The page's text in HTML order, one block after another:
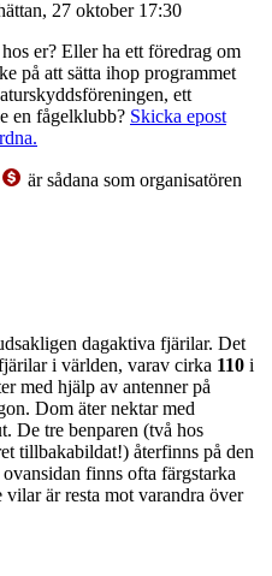
27 oktober 17:30
er? Eller ha ett föredrag om
på att sätta ihop programmet
ett
en fågelklubb? Skicka epost
är sådana som organisatören
dagaktiva fjärilar. Det
i världen, varav cirka 110 i
med hjälp av antenner på
Dom äter nektar med
De tre benparen (två hos
tillbakabildat!) återfinns på den
finns ofta färgstarka
är resta mot varandra över